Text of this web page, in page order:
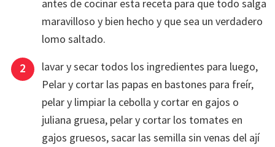
antes de cocinar esta receta para que todo salga
maravilloso y bien hecho y que sea un verdadero
lomo saltado.
lavar y secar todos los ingredientes para luego,
Pelar y cortar las papas en bastones para freír,
pelar y limpiar la cebolla y cortar en gajos o
juliana gruesa, pelar y cortar los tomates en
gajos gruesos, sacar las semilla sin venas del ají